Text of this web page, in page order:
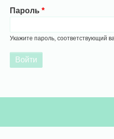
Пароль
Укажите пароль, соответствующий